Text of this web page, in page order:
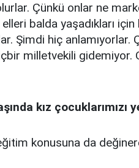
Çünkü onlar ne
balda yaşadıkları
Şimdi hiç anlamıyorlar.
milletvekili gidemiyor.
kız
konusuna da